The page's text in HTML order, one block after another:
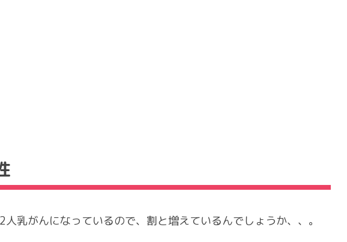
乳がんになっているので、割と増えているんでしょうか、、。